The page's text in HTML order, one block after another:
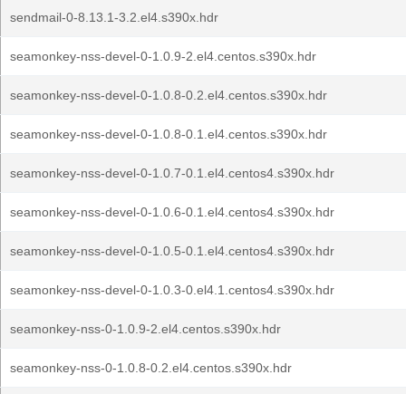
sendmail-0-8.13.1-3.2.el4.s390x.hdr
seamonkey-nss-devel-0-1.0.9-2.el4.centos.s390x.hdr
seamonkey-nss-devel-0-1.0.8-0.2.el4.centos.s390x.hdr
seamonkey-nss-devel-0-1.0.8-0.1.el4.centos.s390x.hdr
seamonkey-nss-devel-0-1.0.7-0.1.el4.centos4.s390x.hdr
seamonkey-nss-devel-0-1.0.6-0.1.el4.centos4.s390x.hdr
seamonkey-nss-devel-0-1.0.5-0.1.el4.centos4.s390x.hdr
seamonkey-nss-devel-0-1.0.3-0.el4.1.centos4.s390x.hdr
seamonkey-nss-0-1.0.9-2.el4.centos.s390x.hdr
seamonkey-nss-0-1.0.8-0.2.el4.centos.s390x.hdr